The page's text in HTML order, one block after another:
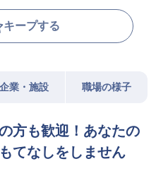
キープする
企業・施設 職場の様子
方も歓迎！あなたの
てなしをしません